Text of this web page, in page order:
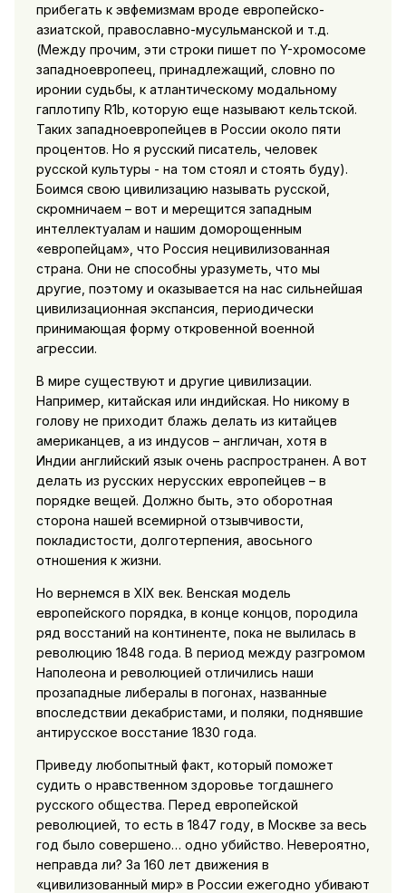
прибегать к эвфемизмам вроде европейско-
азиатской, православно-мусульманской и т.д.
(Между прочим, эти строки пишет по Y-хромосоме
западноевропеец, принадлежащий, словно по
иронии судьбы, к атлантическому модальному
гаплотипу R1b, которую еще называют кельтской.
Таких западноевропейцев в России около пяти
процентов. Но я русский писатель, человек
русской культуры - на том стоял и стоять буду).
Боимся свою цивилизацию называть русской,
скромничаем – вот и мерещится западным
интеллектуалам и нашим доморощенным
«европейцам», что Россия нецивилизованная
страна. Они не способны уразуметь, что мы
другие, поэтому и оказывается на нас сильнейшая
цивилизационная экспансия, периодически
принимающая форму откровенной военной
агрессии.
В мире существуют и другие цивилизации.
Например, китайская или индийская. Но никому в
голову не приходит блажь делать из китайцев
американцев, а из индусов – англичан, хотя в
Индии английский язык очень распространен. А вот
делать из русских нерусских европейцев – в
порядке вещей. Должно быть, это оборотная
сторона нашей всемирной отзывчивости,
покладистости, долготерпения, авосьного
отношения к жизни.
Но вернемся в XIX век. Венская модель
европейского порядка, в конце концов, породила
ряд восстаний на континенте, пока не вылилась в
революцию 1848 года. В период между разгромом
Наполеона и революцией отличились наши
прозападные либералы в погонах, названные
впоследствии декабристами, и поляки, поднявшие
антирусское восстание 1830 года.
Приведу любопытный факт, который поможет
судить о нравственном здоровье тогдашнего
русского общества. Перед европейской
революцией, то есть в 1847 году, в Москве за весь
год было совершено… одно убийство. Невероятно,
неправда ли? За 160 лет движения в
«цивилизованный мир» в России ежегодно убивают